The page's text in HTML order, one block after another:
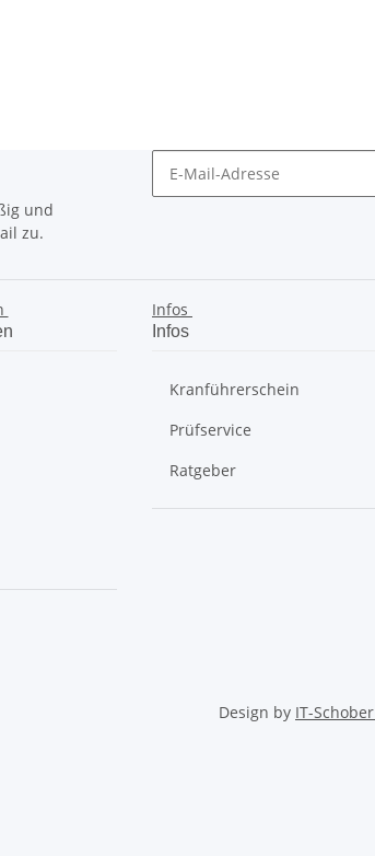
und
zu.
Infos
Infos
Kranführerschein
Prüfservice
Ratgeber
Design by IT-Schober